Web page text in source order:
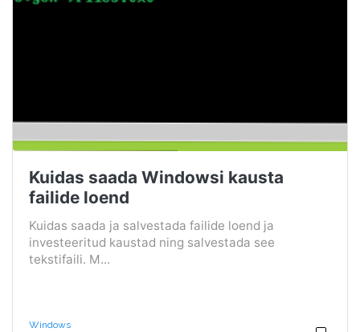
Kuidas saada Windowsi kausta
failide loend
Kuidas saada ja salvestada failide loend ja
investeeritud kaustad ning salvestada see
tekstifaili. M...
Windows